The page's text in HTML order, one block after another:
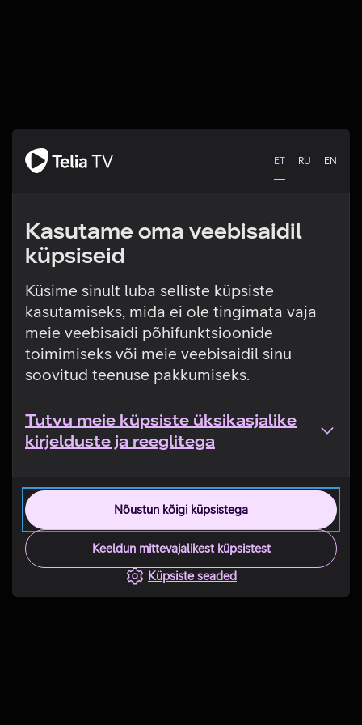
ET RU EN
Kasutame oma veebisaidil
küpsiseid
Küsime sinult luba selliste küpsiste
kasutamiseks, mida ei ole tingimata vaja
meie veebisaidi põhifunktsioonide
toimimiseks või meie veebisaidil sinu
soovitud teenuse pakkumiseks.
Tutvu meie küpsiste üksikasjalike
kirjelduste ja reeglitega
Nõustun kõigi küpsistega
Keeldun mittevajalikest küpsistest
Küpsiste seaded
Tehniline viga